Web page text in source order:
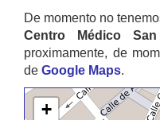
De momento no
Centro Médico San
proximamente, de
de Google Maps.
+